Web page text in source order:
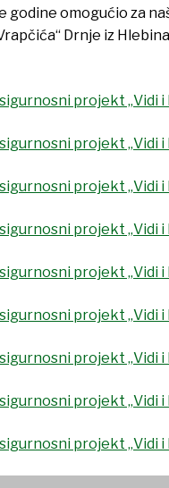
godine omogućio za
Drnje iz